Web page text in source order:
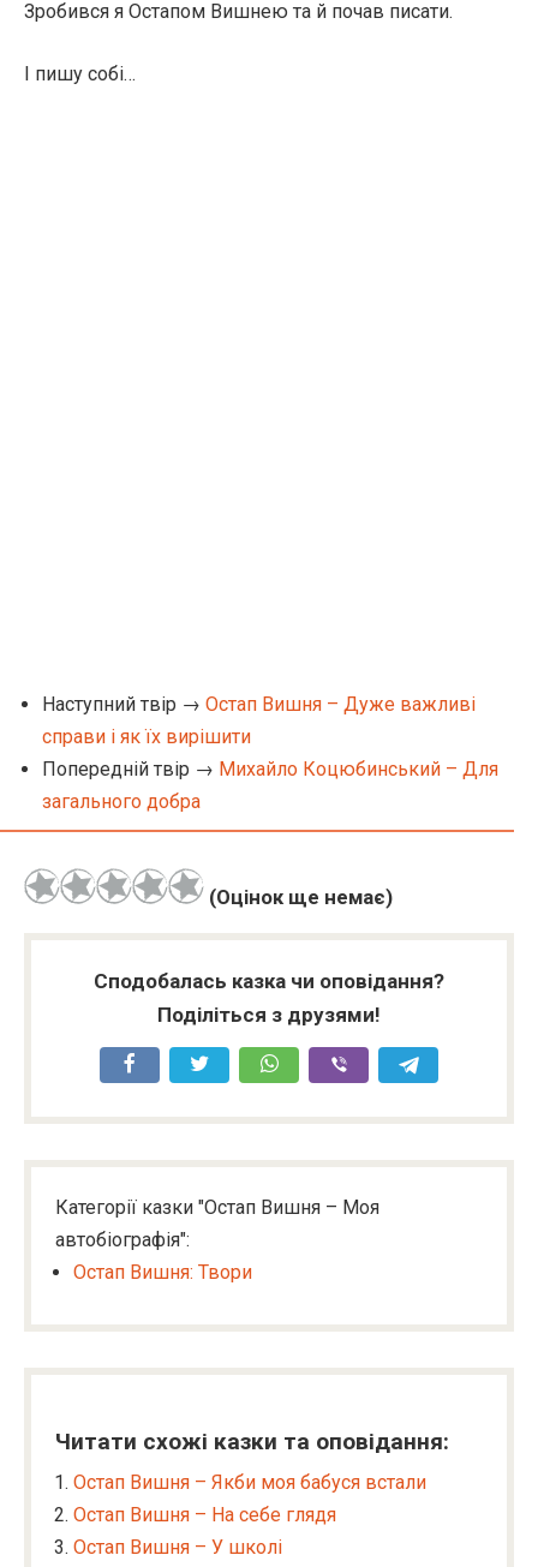
Зробився я Остапом Вишнею та й почав писати.
І пишу собі…
Наступний твір → Остап Вишня – Дуже важливі
справи і як їх вирішити
Попередній твір → Михайло Коцюбинський – Для
загального добра
(Оцінок ще немає)
Сподобалась казка чи оповідання?
Поділіться з друзями!
Категорії казки "Остап Вишня – Моя
автобіографія":
Остап Вишня: Твори
Читати схожі казки та оповідання:
Остап Вишня – Якби моя бабуся встали
Остап Вишня – На себе глядя
Остап Вишня – У школі